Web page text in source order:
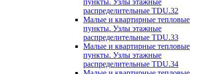
пункты. Узлы этажные
распределительные TDU.32
Малые и квартирные тепловые
пункты. Узлы этажные
распределительные TDU.33
Малые и квартирные тепловые
пункты. Узлы этажные
распределительные TDU.34